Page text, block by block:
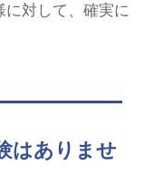
に対して、確実に
はありませ